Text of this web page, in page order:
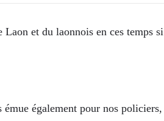
et du laonnois en ces temps si
émue également pour nos policiers,